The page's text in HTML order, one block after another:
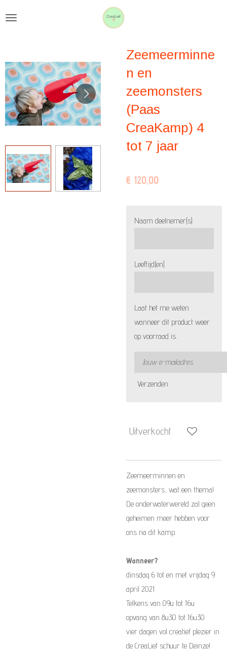
hoofdinhoud
Zeemeerminne
n en
zeemonsters
(Paas
CreaKamp) 4
tot 7 jaar
€ 120,00
Naam deelnemer(s)
Leeftijd(en)
Laat het me weten
wanneer dit product weer
op voorraad is.
Verzenden
Uitverkocht
Zeemeerminnen en
zeemonsters, wat een thema!
De onderwaterwereld zal geen
geheimen meer hebben voor
ons na dit kamp.
Wanneer?
dinsdag 6 tot en met vrijdag 9
april 2021
Telkens van 09u tot 16u
opvang van 8u30 tot 16u30
vier dagen vol creatief plezier in
de CreaLief schuur te Deinze!